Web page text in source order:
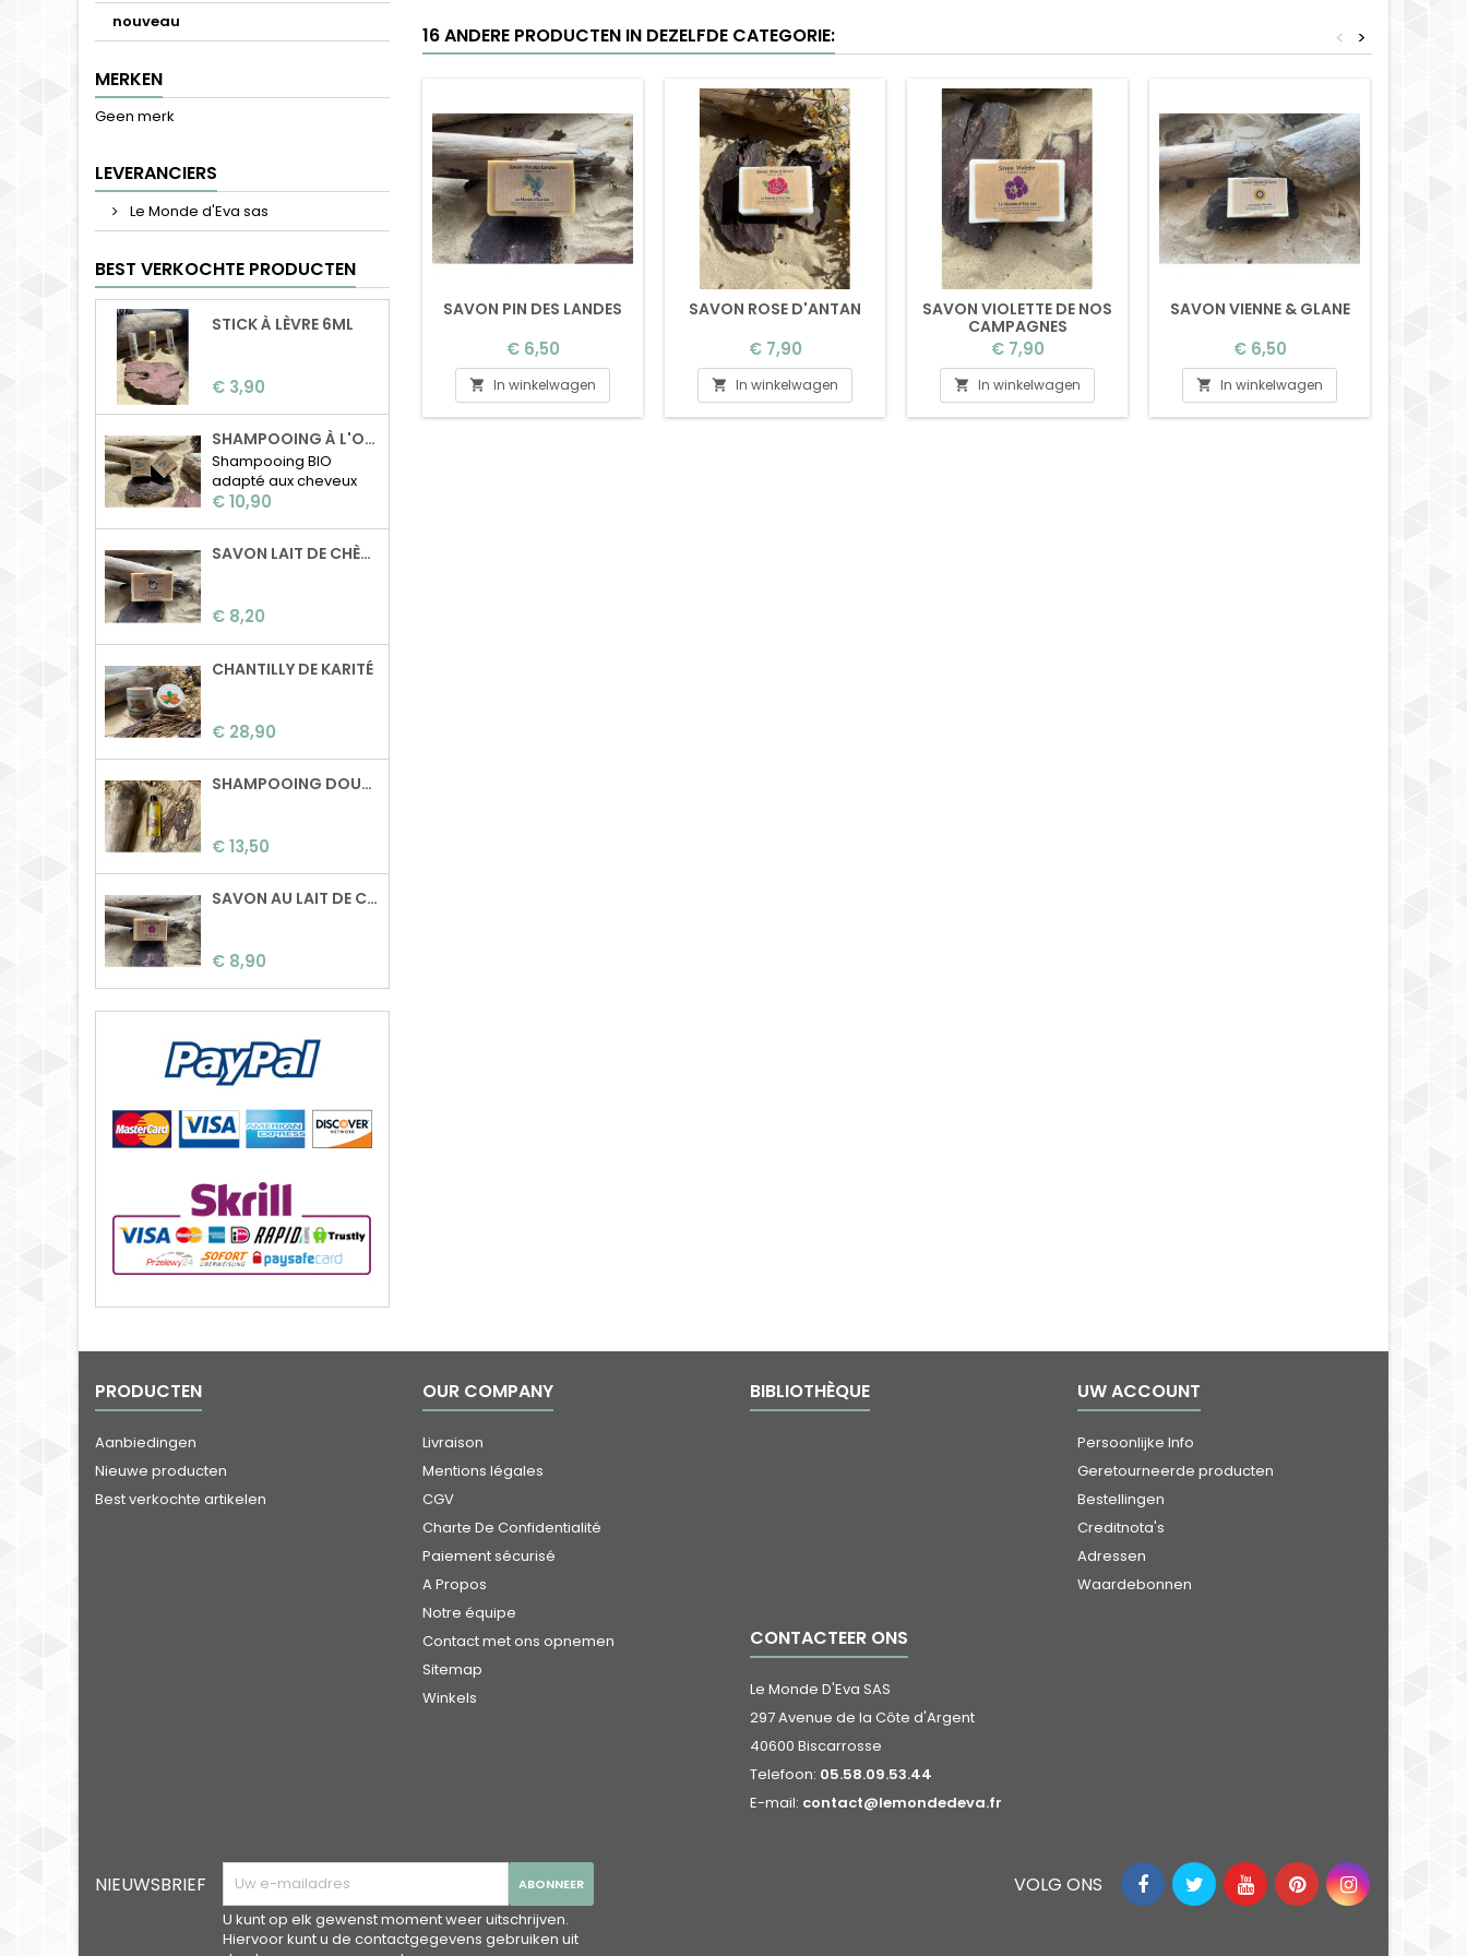
nouveau
MERKEN
Geen merk
LEVERANCIERS
Le Monde d'Eva sas
BEST VERKOCHTE PRODUCTEN
STICK À LÈVRE 6ML
Prijs
€ 3,90
SHAMPOOING À L'ORTIE BIO
Shampooing BIO
adapté aux cheveux
normaux à gras Sans
paraben, sans dérivé
pétrolier,..
coco, huile de ricin,
tree, cèdre et citron.
Prijs
€ 10,90
SAVON LAIT DE CHÈVRE
Prijs
€ 8,20
CHANTILLY DE KARITÉ
Prijs
€ 28,90
SHAMPOOING DOUCEUR
Prijs
€ 13,50
SAVON AU LAIT DE CHÈVRE & GÉRANIUM ROSAT
Prijs
€ 8,90
16 ANDERE PRODUCTEN IN DEZELFDE CATEGORIE: >
<
SAVON PIN DES LANDES
Prijs
€ 6,50
 In winkelwagen
SAVON ROSE D'ANTAN
Prijs
€ 7,90
 In winkelwagen
SAVON VIOLETTE DE NOS
CAMPAGNES
Prijs
€ 7,90
 In winkelwagen
SAVON VIENNE & GLANE
Prijs
€ 6,50
 In winkelwagen
PRODUCTEN
Aanbiedingen
Nieuwe producten
Best verkochte artikelen
OUR COMPANY
Livraison
Mentions légales
CGV
Charte De Confidentialité
Paiement sécurisé
A Propos
Notre équipe
Contact met ons opnemen
Sitemap
Winkels
BIBLIOTHÈQUE UW ACCOUNT
Persoonlijke Info
Geretourneerde producten
Bestellingen
Creditnota's
Adressen
Waardebonnen
CONTACTEER ONS
Le Monde D'Eva SAS
297 Avenue de la Côte d'Argent
40600 Biscarrosse
Telefoon: 05.58.09.53.44
E-mail: contact@lemondedeva.fr
NIEUWSBRIEF
U kunt op elk gewenst moment weer uitschrijven.
Hiervoor kunt u de contactgegevens gebruiken uit
VOLG ONS